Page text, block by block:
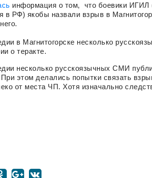
информация о том, что боевики ИГИЛ
в РФ) якобы назвали взрыв в
в Магнитогорске несколько
о теракте.
несколько русскоязычных СМИ
этом делались попытки связать
от места ЧП. Хотя изначально